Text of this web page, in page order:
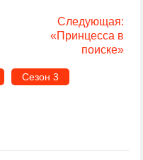
Следующая:
«Принцесса в
поиске»
Сезон 3